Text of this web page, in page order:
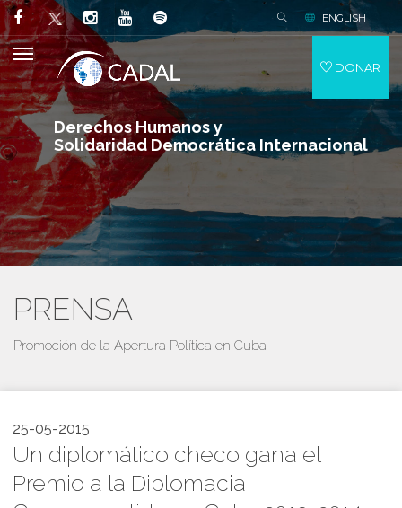
Derechos Humanos y
Solidaridad Democrática Internacional
ENGLISH
DONAR
PRENSA
Promoción de la Apertura Política en Cuba
25-05-2015
Un diplomático checo gana el
Premio a la Diplomacia